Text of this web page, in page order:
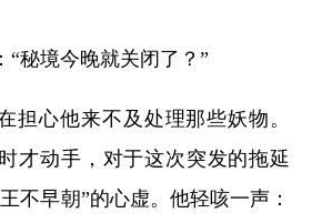
“秘境今晚就关闭了？”
担心他来不及处理那些妖物。
才动手，对于这次突发的拖延
不早朝”的心虚。他轻咳一声：